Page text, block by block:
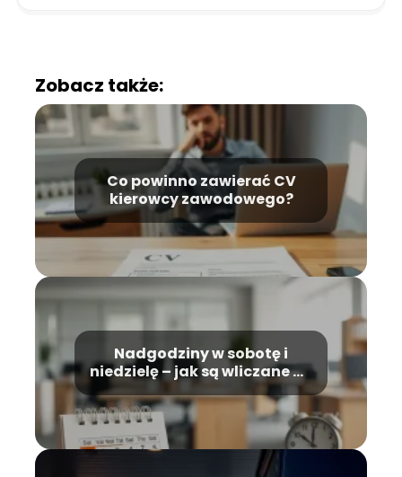
Zobacz także:
Co powinno zawierać CV
kierowcy zawodowego?
Nadgodziny w sobotę i
niedzielę – jak są wliczane do
wynagrodzenia?